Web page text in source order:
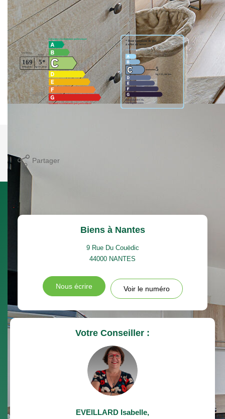
Diagnostics énergétiques
Partager
Biens à Nantes
9 Rue Du Couëdic
44000 NANTES
Nous écrire Voir le numéro
Votre Conseiller :
EVEILLARD Isabelle,